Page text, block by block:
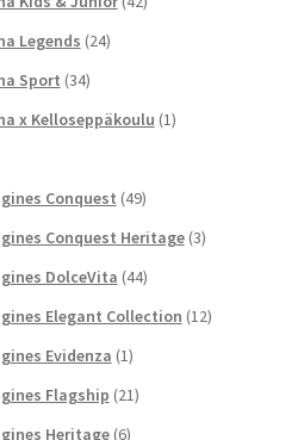
Legends (24)
Sport (34)
x Kelloseppäkoulu (1)
Conquest (49)
Conquest Heritage (3)
DolceVita (44)
Elegant Collection (12)
Evidenza (1)
Flagship (21)
Heritage (6)